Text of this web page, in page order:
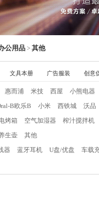
公用品 > 其他
文具本册 广告服装 创意
惠而浦 米技 西屋
小熊电器
B欧乐B 小米 西铁城
沃品
烤箱 空气加湿器
榨汁搅拌机
生壶
其他
器 蓝牙耳机 U盘/优盘 车载